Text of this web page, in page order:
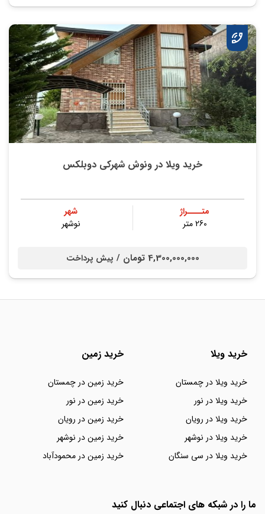
خرید ویلا در ونوش شهرکی دوبلکس
متــــراژ
260 متر
شهر
نوشهر
4,300,000,000 تومان / پیش پرداخت
خرید ویلا
خرید ویلا در چمستان
خرید ویلا در نور
خرید ویلا در رویان
خرید ویلا در نوشهر
خرید ویلا در سی سنگان
خرید زمین
خرید زمین در چمستان
خرید زمین در نور
خرید زمین در رویان
خرید زمین در نوشهر
خرید زمین در محمودآباد
ما را در شبکه های اجتماعی دنبال کنید